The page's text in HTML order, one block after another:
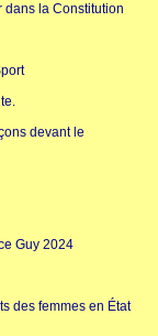
dans la Constitution
devant le
Guy 2024
des femmes en État